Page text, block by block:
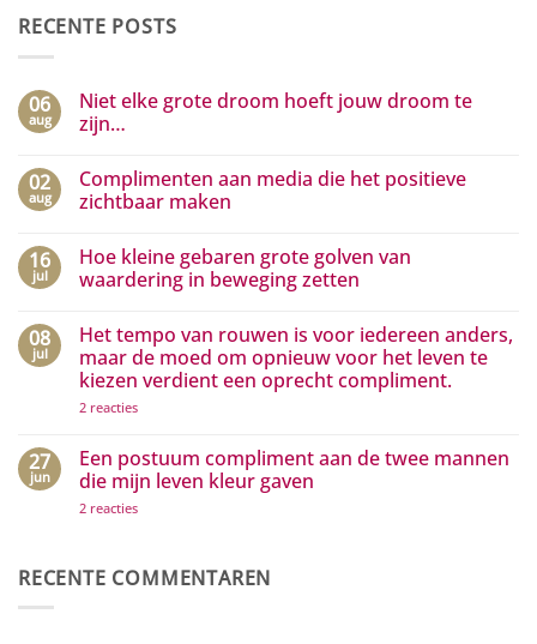
RECENTE POSTS
06
aug
Niet elke grote droom hoeft jouw droom te
zijn…
op
Niet
elke
hoeft
jouw
droom
02
aug
Complimenten aan media die het positieve
zichtbaar maken
op
Complimenten
aan
het
positieve
zichtbaar
maken
16
jul
Hoe kleine gebaren grote golven van
waardering in beweging zetten
op
Hoe
kleine
gebaren
golven
in
beweging
zetten
08
jul
Het tempo van rouwen is voor iedereen anders,
maar de moed om opnieuw voor het leven te
kiezen verdient een oprecht compliment.
2 reactiesop
van
rouwen
is
iedereen
moed
27
jun
Een postuum compliment aan de twee mannen
die mijn leven kleur gaven
2 reactiesop
aan
de
RECENTE COMMENTAREN